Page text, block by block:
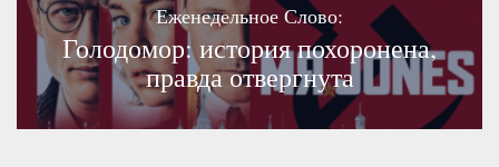
Еженедельное Слово:
Голодомор: история похоронена,
правда отвергнута